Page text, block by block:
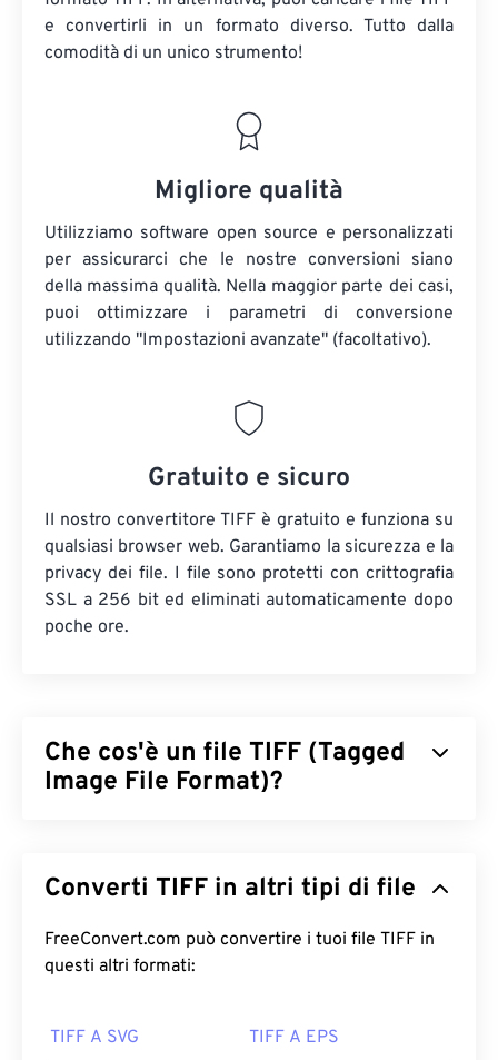
e convertirli in un formato diverso. Tutto dalla
comodità di un unico strumento!
Migliore qualità
Utilizziamo software open source e personalizzati
per assicurarci che le nostre conversioni siano
della massima qualità. Nella maggior parte dei casi,
puoi ottimizzare i parametri di conversione
utilizzando "Impostazioni avanzate" (facoltativo).
Gratuito e sicuro
Il nostro convertitore TIFF è gratuito e funziona su
qualsiasi browser web. Garantiamo la sicurezza e la
privacy dei file. I file sono protetti con crittografia
SSL a 256 bit ed eliminati automaticamente dopo
poche ore.
Che cos'è un file TIFF (Tagged
Image File Format)?
più comuni. L'uso più diffuso dei file TIFF è nella
struttura bitmap e raster dei TIFF conferisce a
questo formato la flessibilità necessaria per
con livelli o come pagine.
Converti TIFF in altri tipi di file
FreeConvert.com può convertire i tuoi file TIFF in
questi altri formati:
TIFF A SVG TIFF A EPS